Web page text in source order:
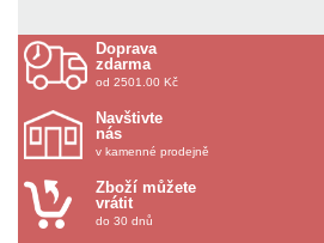
Doprava
zdarma
od 2501.00 Kč
Navštivte
nás
v kamenné prodejně
Zboží můžete
vrátit
do 30 dnů